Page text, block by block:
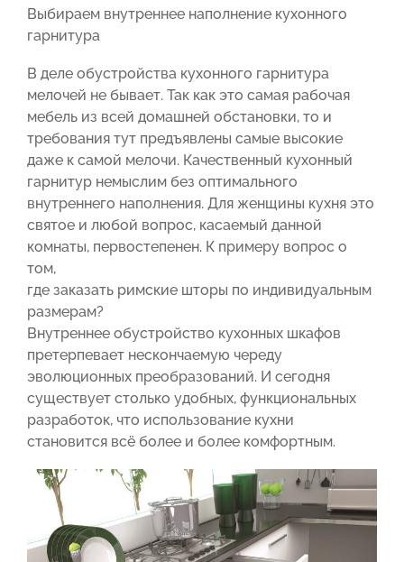
Выбираем внутреннее наполнение кухонного
гарнитура
В деле обустройства кухонного гарнитура
мелочей не бывает. Так как это самая рабочая
мебель из всей домашней обстановки, то и
требования тут предъявлены самые высокие
даже к самой мелочи. Качественный кухонный
гарнитур немыслим без оптимального
внутреннего наполнения. Для женщины кухня это
святое и любой вопрос, касаемый данной
комнаты, первостепенен. К примеру вопрос о
том,
где заказать римские шторы по индивидуальным
размерам?
Внутреннее обустройство кухонных шкафов
претерпевает нескончаемую череду
эволюционных преобразований. И сегодня
существует столько удобных, функциональных
разработок, что использование кухни
становится всё более и более комфортным.